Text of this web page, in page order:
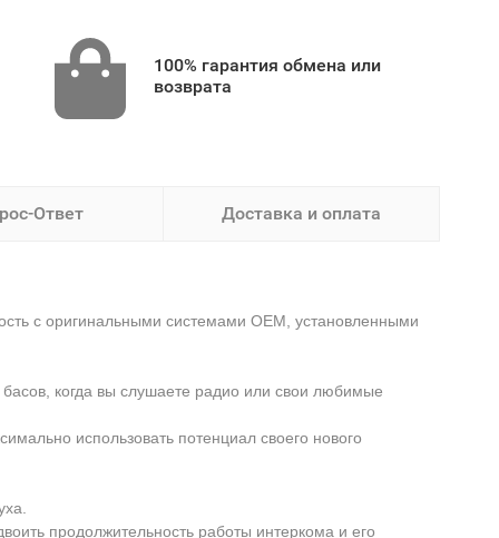
100% гарантия обмена или
возврата
Ответ Доставка и оплата
с оригинальными системами OEM, установленными
когда вы слушаете радио или свои любимые
использовать потенциал своего нового
продолжительность работы интеркома и его